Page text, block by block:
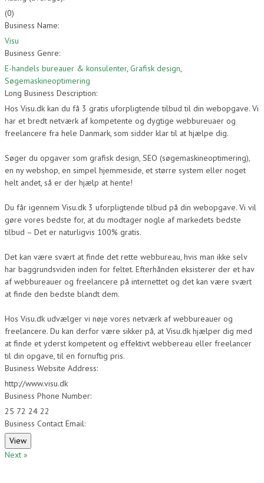
(0)
Business Name:
Visu
Business Genre:
E-handels bureauer & konsulenter, Grafisk design,
Søgemaskineoptimering
Long Business Description:
Hos Visu.dk kan du få 3 gratis uforpligtende tilbud til din webopgave. Vi
har et bredt netværk af kompetente og dygtige webbureuaer og
freelancere fra hele Danmark, som sidder klar til at hjælpe dig.
Søger du opgaver som grafisk design, SEO (søgemaskineoptimering),
en ny webshop, en simpel hjemmeside, et større system eller noget
helt andet, så er der hjælp at hente!
Du får igennem Visu.dk 3 uforpligtende tilbud på din webopgave. Vi vil
gøre vores bedste for, at du modtager nogle af markedets bedste
tilbud – Det er naturligvis 100% gratis.
Det kan være svært at finde det rette webbureau, hvis man ikke selv
har baggrundsviden inden for feltet. Efterhånden eksisterer der et hav
af webbureauer og freelancere på internettet og det kan være svært
at finde den bedste blandt dem.
Hos Visu.dk udvælger vi nøje vores netværk af webbureauer og
freelancere. Du kan derfor være sikker på, at Visu.dk hjælper dig med
at finde et yderst kompetent og effektivt webbereau eller freelancer
til din opgave, til en fornuftig pris.
Business Website Address:
http://www.visu.dk
Business Phone Number:
25 72 24 22
Business Contact Email:
Next »